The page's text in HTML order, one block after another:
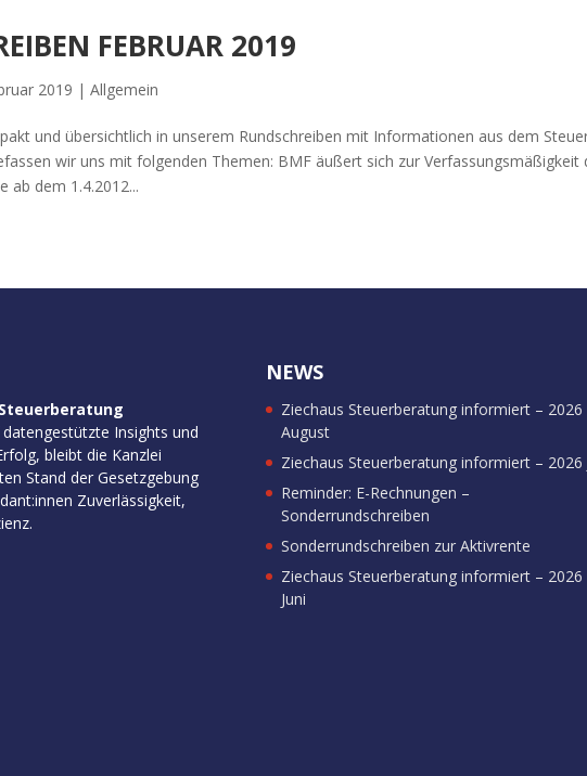
FEBRUAR 2019
2019 |Allgemein
und übersichtlich in unserem Rundschreiben mit Informationen aus dem
wir uns mit folgenden Themen: BMF äußert sich zur Verfassungsmäßigkeit
ab dem 1.4.2012...
Insights und
bleibt die Kanzlei
Stand der Gesetzgebung
Zuverlässigkeit,
NEWS
Ziechaus Steuerberatung informiert – 2026
August
Ziechaus Steuerberatung informiert – 2026
Reminder: E-Rechnungen –
Sonderrundschreiben
Sonderrundschreiben zur Aktivrente
Ziechaus Steuerberatung informiert – 2026
Juni